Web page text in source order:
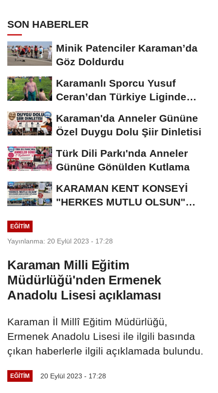
SON HABERLER
Minik Patenciler Karaman’da
Göz Doldurdu
Karamanlı Sporcu Yusuf
Ceran’dan Türkiye Liginde
Karaman'da Anneler Gününe
Özel Duygu Dolu Şiir Dinletisi
Türk Dili Parkı'nda Anneler
Gününe Gönülden Kutlama
KARAMAN KENT KONSEYİ
"HERKES MUTLU OLSUN"
EĞITIM
Yayınlanma: 20 Eylül 2023 - 17:28
Karaman Milli Eğitim
Müdürlüğü'nden Ermenek
Anadolu Lisesi açıklaması
Karaman İl Millî Eğitim Müdürlüğü,
Ermenek Anadolu Lisesi ile ilgili basında
çıkan haberlerle ilgili açıklamada bulundu.
EĞITIM 20 Eylül 2023 - 17:28